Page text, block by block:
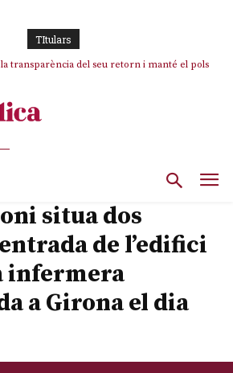
TItulars
transparència del seu retorn i manté el pols
situa dos
de l’edifici
infermera
a Girona el dia